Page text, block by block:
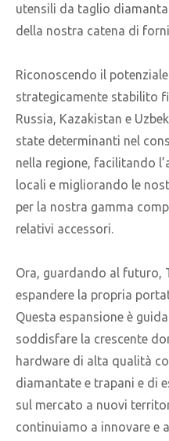
utensili da taglio
della nostra catena di
Riconoscendo il
strategicamente stabilito
Russia, Kazakistan e
state determinanti nel
nella regione, facilitando
locali e migliorando le
per la nostra gamma
relativi accessori.
Ora, guardando al futuro,
espandere la propria
Questa espansione è
soddisfare la crescente
hardware di alta qualità
diamantate e trapani e di
sul mercato a nuovi
continuiamo a innovare e